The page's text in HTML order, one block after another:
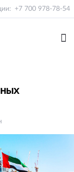
+7 700 978-78-54